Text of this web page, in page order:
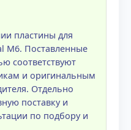
пластины для
M6. Поставленные
соответствуют
и оригинальным
Отдельно
поставку и
по подбору и